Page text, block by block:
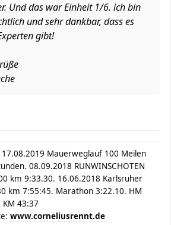
Und das war Einheit 1/6. ich bin
und sehr dankbar, dass es
gibt!
17.08.2019 Mauerweglauf 100 Meilen
08.09.2018 RUNWINSCHOTEN
km 9:33.30. 16.06.2018 Karlsruher
km 7:55:45. Marathon 3:22.10. HM
43:37
www.corneliusrennt.de